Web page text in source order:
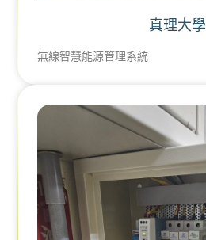
真理大學
無線智慧能源管理系統